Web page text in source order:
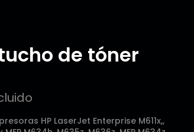
de tóner
HP LaserJet Enterprise M611x,,